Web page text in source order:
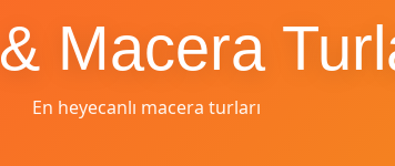
Macera
En heyecanlı macera turları